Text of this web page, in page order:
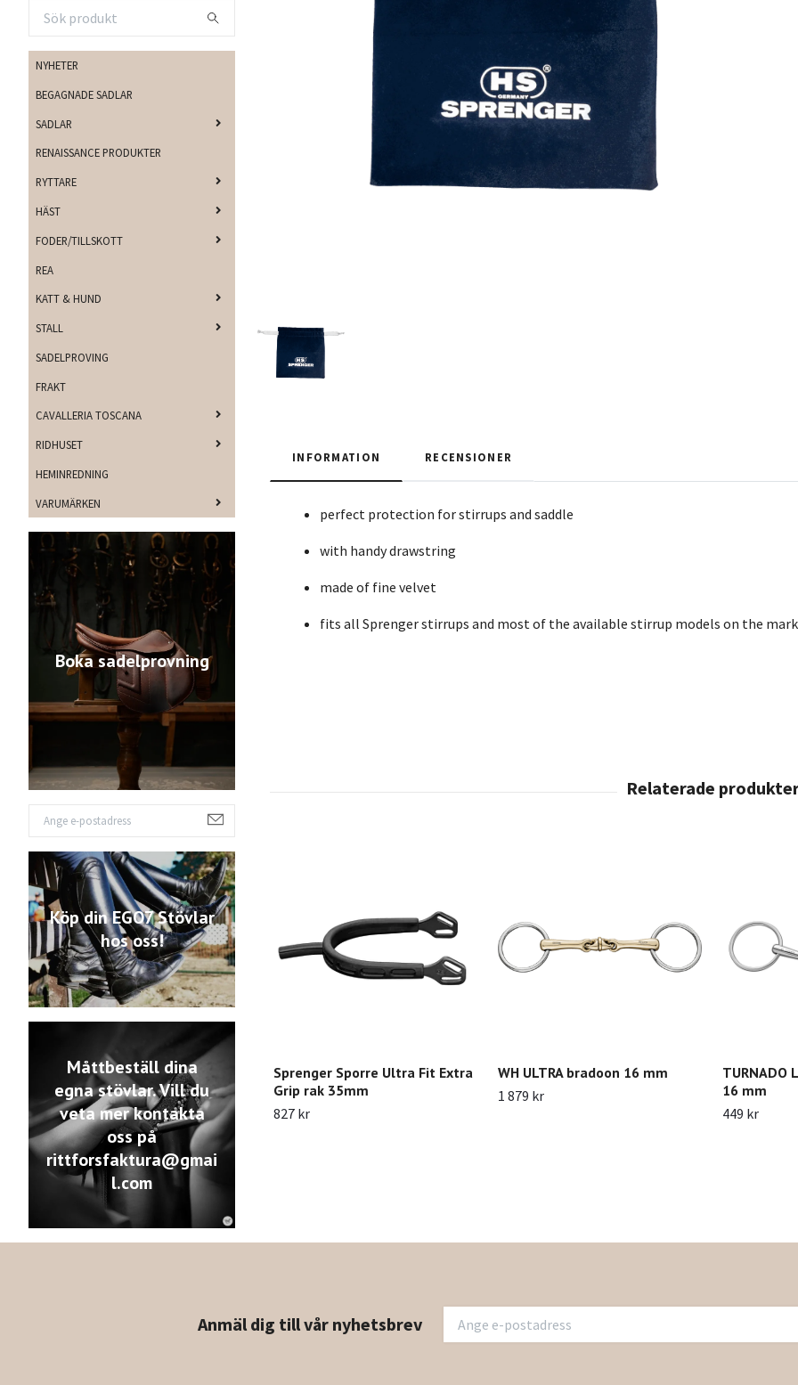
NYHETER
BEGAGNADE SADLAR
SADLAR
RENAISSANCE PRODUKTER
RYTTARE
HÄST
FODER/TILLSKOTT
REA
KATT & HUND
STALL
SADELPROVING
FRAKT
CAVALLERIA TOSCANA
RIDHUSET
HEMINREDNING
VARUMÄRKEN
Boka sadelprovning
Köp din EGO7 Stövlar
hos oss!
Måttbeställ dina
egna stövlar. Vill du
veta mer kontakta
oss på
rittforsfaktura@gmai
l.com
INFORMATION RECENSIONER
perfect protection for stirrups and saddle
with handy drawstring
made of fine velvet
fits all Sprenger stirrups and most of the available stirrup models on the
Sprenger Sporre Ultra Fit Extra
Grip rak 35mm
827 kr
WH ULTRA bradoon 16 mm
1 879 kr
TURNADO
16 mm
449 kr
Anmäl dig till vår nyhetsbrev